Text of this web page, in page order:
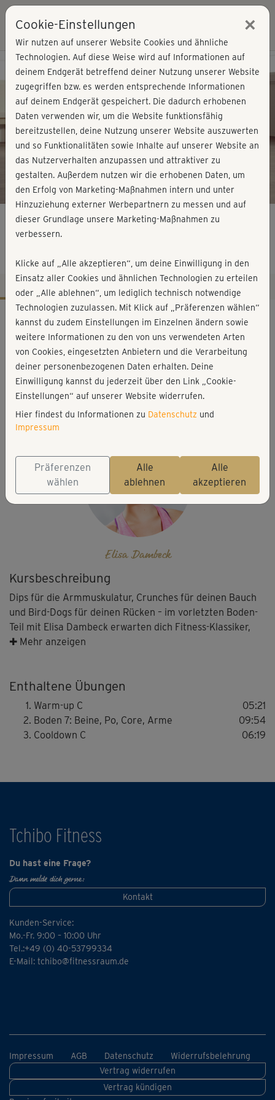
Play
Video
Kursvorschau - Jetzt mitmachen!
Ganzkörperfitness 7 - Boden
Kursbeschreibung
Dips für die Armmuskulatur, Crunches für deinen Bauch
und Bird-Dogs für deinen Rücken – im vorletzten Boden-
Teil mit Elisa Dambeck erwarten dich Fitness-Klassiker,
die dies nicht ohne Grund sind. Im 50-15-Rhythmus
wohltuende Dehnung und Entspannung mit Alex
Epperson.
✚ Mehr anzeigen
Enthaltene Übungen
Warm-up C
05:21
Boden 7: Beine, Po, Core, Arme
09:54
Cooldown C
06:19
Workout-Facts
mittelschwer
22 Min
84 kcal
Elisa Dambeck
Matte
Elisa Dambeck
Tchibo Fitness
Du hast eine Frage?
Dann melde dich gerne:
Kontakt
Kunden-Service:
Mo.-Fr. 9:00 – 10:00 Uhr
Tel.:+49 (0) 40-53799334
E-Mail: tchibo@fitnessraum.de
Impressum AGB Datenschutz
Widerrufsbelehrung
Vertrag widerrufen
Vertrag kündigen
Cookie-Einstellungen ×
Wir nutzen auf unserer Website Cookies und ähnliche
Technologien. Auf diese Weise wird auf Informationen auf
deinem Endgerät betreffend deiner Nutzung unserer Website
zugegriffen bzw. es werden entsprechende Informationen
auf deinem Endgerät gespeichert. Die dadurch erhobenen
Daten verwenden wir, um die Website funktionsfähig
bereitzustellen, deine Nutzung unserer Website auszuwerten
und so Funktionalitäten sowie Inhalte auf unserer Website an
das Nutzerverhalten anzupassen und attraktiver zu
gestalten. Außerdem nutzen wir die erhobenen Daten, um
den Erfolg von Marketing-Maßnahmen intern und unter
Hinzuziehung externer Werbepartnern zu messen und auf
dieser Grundlage unsere Marketing-Maßnahmen zu
verbessern.
Klicke auf „Alle akzeptieren“, um deine Einwilligung in den
Einsatz aller Cookies und ähnlichen Technologien zu erteilen
oder „Alle ablehnen“, um lediglich technisch notwendige
Technologien zuzulassen. Mit Klick auf „Präferenzen wählen“
kannst du zudem Einstellungen im Einzelnen ändern sowie
weitere Informationen zu den von uns verwendeten Arten
von Cookies, eingesetzten Anbietern und die Verarbeitung
deiner personenbezogenen Daten erhalten. Deine
Einwilligung kannst du jederzeit über den Link „Cookie-
Einstellungen“ auf unserer Website widerrufen.
Hier findest du Informationen zu Datenschutz und
Impressum
Präferenzen
wählen
Alle
ablehnen
Alle
akzeptieren